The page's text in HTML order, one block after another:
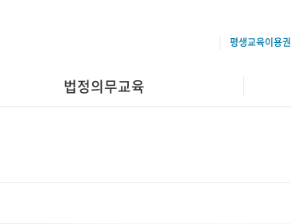
평생교육이용권
법정의무교육